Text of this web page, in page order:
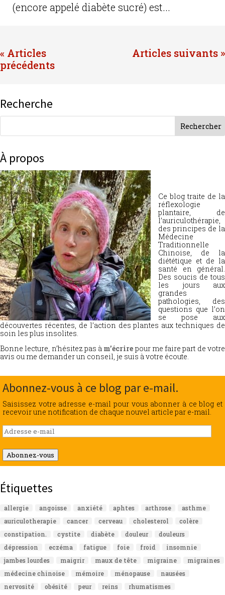
(encore appelé diabète sucré) est...
« Entrées précédentes Entrées suivantes »
Recherche
À propos
Ce blog traite de la
réflexologie
plantaire, de
l’auriculothérapie,
des principes de la
Médecine
Traditionnelle
Chinoise, de la
diététique et de la
santé en général.
Des soucis de tous
les jours aux
grandes
pathologies, des
questions que l’on
se pose aux
découvertes récentes, de l’action des plantes aux techniques de
soin les plus insolites.
Bonne lecture, n’hésitez pas à m’écrire pour me faire part de votre
avis ou me demander un conseil, je suis à votre écoute.
Abonnez-vous à ce blog par e-mail.
Saisissez votre adresse e-mail pour vous abonner à ce blog et
recevoir une notification de chaque nouvel article par e-mail.
Adresse
e-
mail
Abonnez-vous
Étiquettes
allergie angoisse anxiété aphtes arthrose
asthme
auriculotherapie
cancer cerveau cholesterol
colère
constipation.
cystite diabète douleur
douleurs
dépression
eczéma fatigue foie froid
insomnie
jambes lourdes
maigrir maux de tête migraine
migraines
médecine chinoise
mémoire ménopause
nausées
nervosité
obésité peur reins
rhumatismes